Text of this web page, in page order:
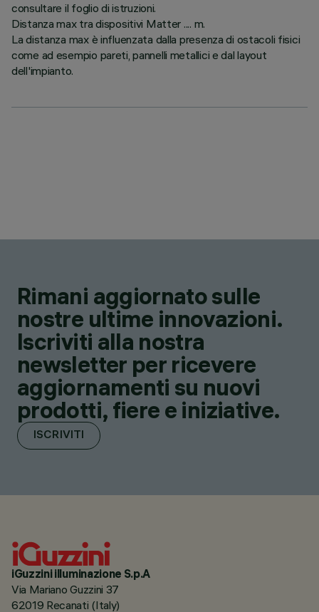
consultare il foglio di istruzioni.
Distanza max tra dispositivi Matter .... m.
La distanza max è influenzata dalla presenza di ostacoli fisici
come ad esempio pareti, pannelli metallici e dal layout
dell'impianto.
Rimani aggiornato sulle
nostre ultime innovazioni.
Iscriviti alla nostra
newsletter per ricevere
aggiornamenti su nuovi
prodotti, fiere e iniziative.
ISCRIVITI
iGuzzini illuminazione S.p.A
Via Mariano Guzzini 37
62019 Recanati (Italy)